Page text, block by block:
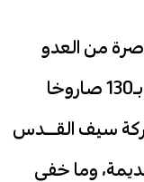
من العدو
والأقربون، تستطيع أن تدك تل أبيب بـ130 صاروخا
سيف القــدس
وما خفي